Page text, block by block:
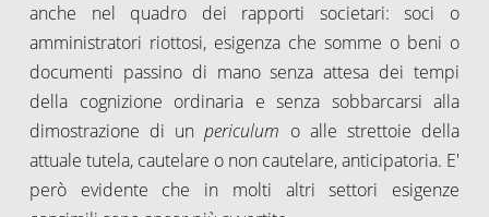
anche nel quadro dei rapporti societari: soci o
amministratori riottosi, esigenza che somme o beni o
documenti passino di mano senza attesa dei tempi
della cognizione ordinaria e senza sobbarcarsi alla
dimostrazione di unpericulum o alle strettoie della
attuale tutela, cautelare o non cautelare, anticipatoria. E'
però evidente che in molti altri settori esigenze